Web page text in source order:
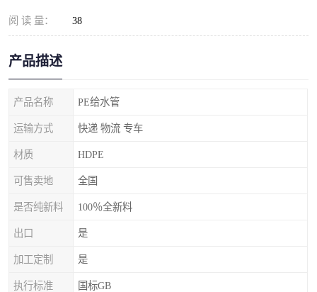
阅 读 量： 38
产品描述
产品名称 PE给水管
运输方式 快递 物流 专车
材质 HDPE
可售卖地 全国
是否纯新料 100％全新料
出口 是
加工定制 是
执行标准 国标GB